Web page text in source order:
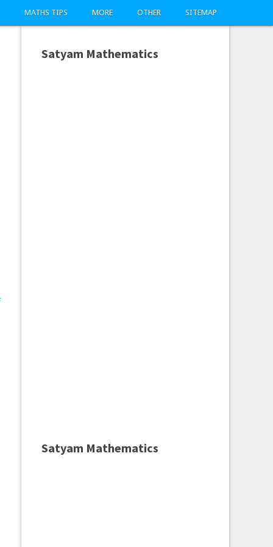
MATHS TIPS MORE OTHER SITEMAP
Satyam Mathematics
Satyam Mathematics